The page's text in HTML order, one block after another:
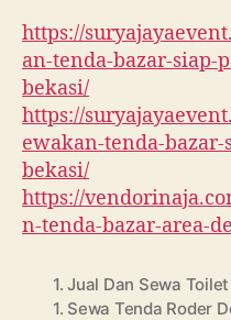
https://
an-tenda-bazar-siap-
bekasi/
https://
ewakan-tenda-
bekasi/
https://
n-tenda-bazar-area-
1. Jual Dan Sewa
1. Sewa Tenda Roder